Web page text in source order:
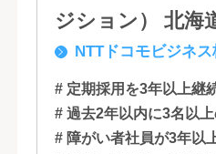
ジション） 北海道, 宮城, 東京,
石川, 愛知, 大阪,
NTTドコモビジネ
# 定期採用を3年以上継
# 過去2年以内に3名以
# 障がい者社員が3年以